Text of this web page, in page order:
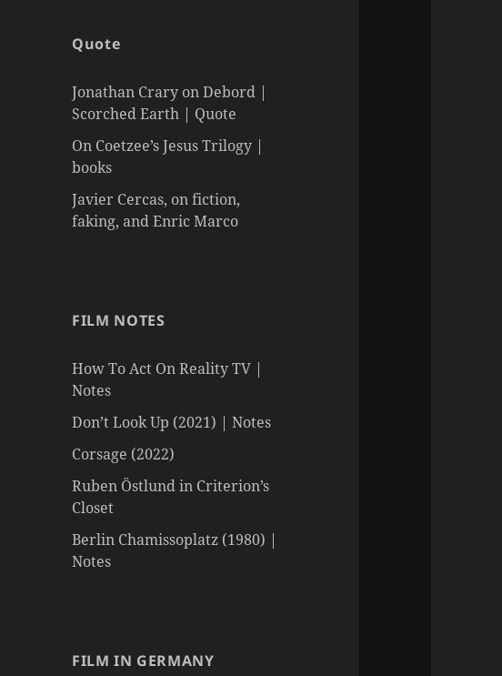
Quote
Jonathan Crary on Debord |
Scorched Earth | Quote
On Coetzee’s Jesus Trilogy |
books
Javier Cercas, on fiction,
faking, and Enric Marco
FILM NOTES
How To Act On Reality TV |
Notes
Don’t Look Up (2021) | Notes
Corsage (2022)
Ruben Östlund in Criterion’s
Closet
Berlin Chamissoplatz (1980) |
Notes
FILM IN GERMANY